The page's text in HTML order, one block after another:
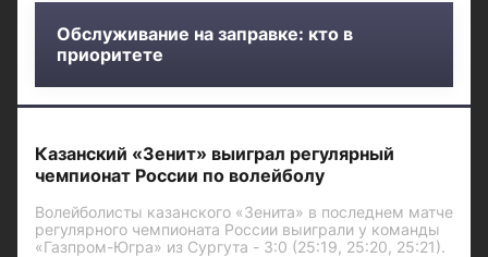
Обслуживание на заправке: кто в
приоритете
Казанский «Зенит» выиграл регулярный
чемпионат России по волейболу
Волейболисты казанского «Зенита» в последнем матче
регулярного чемпионата России выиграли у команды
«Газпром-Югра» из Сургута - 3:0 (25:19, 25:20, 25:21).